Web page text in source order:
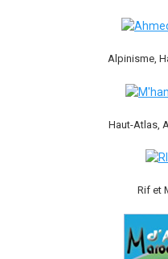
Alpinisme,
Haut-Atlas,
Rif et